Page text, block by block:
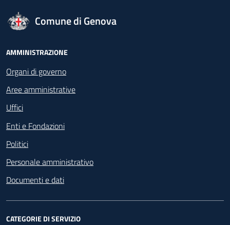
logo Unione Europea
Comune di Genova
Footer - Navigazione
AMMINISTRAZIONE
Organi di governo
Aree amministrative
Uffici
Enti e Fondazioni
Politici
Personale amministrativo
Documenti e dati
CATEGORIE DI SERVIZIO